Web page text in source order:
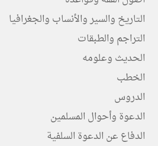
التاريخ والسير والأنساب والجغرافيا
التراجم والطبقات
الحديث وعلومه
الخطب
الدروس
الدعوة وأحوال المسلمين
الدفاع عن الدعوة السلفية